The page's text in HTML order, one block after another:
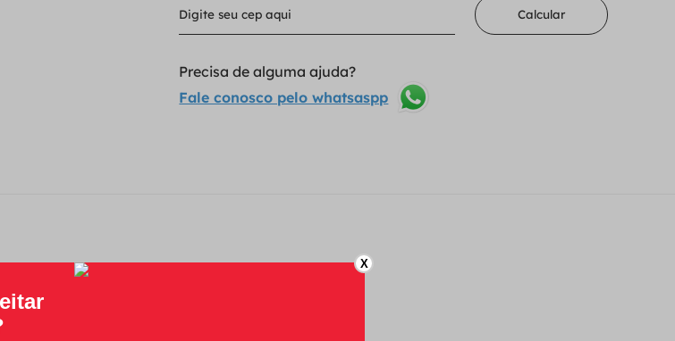
Calcular
Precisa de alguma ajuda?
Fale conosco pelo whatsaspp
Classificação média: 0
X